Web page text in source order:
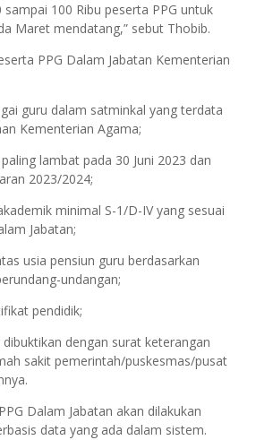
100 Ribu peserta PPG untuk
Maret mendatang,” sebut Thobib.
PPG Dalam Jabatan Kementerian
guru dalam satminkal yang terdata
Kementerian Agama;
lambat pada 30 Juni 2023 dan
2023/2024;
minimal S-1/D-IV yang sesuai
Jabatan;
usia pensiun guru berdasarkan
undangan;
pendidik;
dengan surat keterangan
sakit pemerintah/puskesmas/pusat
Dalam Jabatan akan dilakukan
data yang ada dalam sistem.